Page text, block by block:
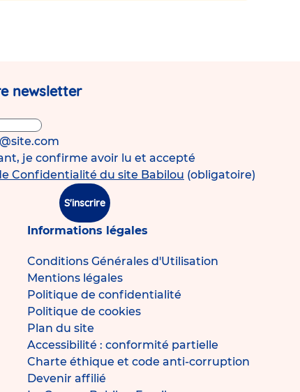
newsletter
je confirme avoir lu et accepté
Confidentialité du site Babilou (obligatoire)
S'inscrire
Informations légales
Conditions Générales d'Utilisation
Mentions légales
Politique de confidentialité
Politique de cookies
Plan du site
Accessibilité : conformité partielle
Charte éthique et code anti-corruption
Devenir affilié